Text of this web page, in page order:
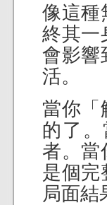
像這種
終其一
會影響
活。
當你「
的了
者。當
是個完
局面結